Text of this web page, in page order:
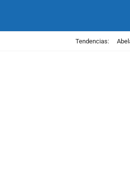
Tendencias: